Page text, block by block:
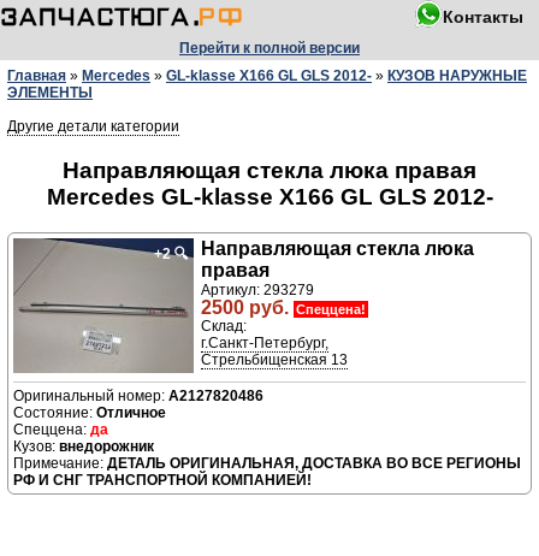
Контакты
Перейти к полной версии
Главная » Mercedes » GL-klasse X166 GL GLS 2012- » КУЗОВ НАРУЖНЫЕ
ЭЛЕМЕНТЫ
Другие детали категории
Направляющая стекла люка правая
Mercedes GL-klasse X166 GL GLS 2012-
+2🔍
Направляющая стекла люка
правая
Артикул: 293279
2500 руб. Спеццена!
Склад:
г.Санкт-Петербург,
Стрельбищенская 13
A2127820486
Отличное
да
внедорожник
ДЕТАЛЬ ОРИГИНАЛЬНАЯ, ДОСТАВКА ВО ВСЕ РЕГИОНЫ
РФ И СНГ ТРАНСПОРТНОЙ КОМПАНИЕЙ!